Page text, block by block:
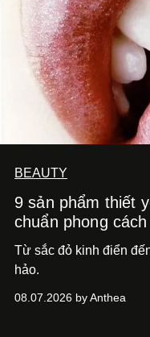
BEAUTY
9 sản phẩm thiết
chuẩn phong
Từ sắc đỏ kinh điển
hảo.
08.07.2026 by Anthea